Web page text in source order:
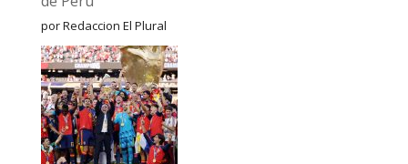
por Redaccion El Plural